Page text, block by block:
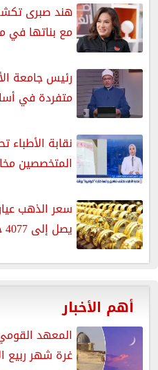
هند صبرى
مع بناتها في
رئيس جامعة
متفردة في
نقابة الأطباء
المتخصصين
يصل إلى 4077 جنيهًا
أهم الأخبار
المعهد
غرة شهر ربيع الأول